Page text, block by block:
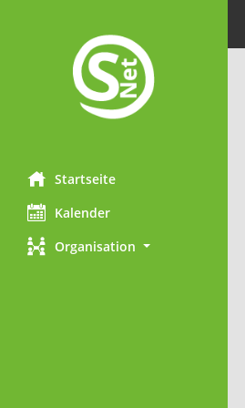
Startseite
Kalender
Organisation